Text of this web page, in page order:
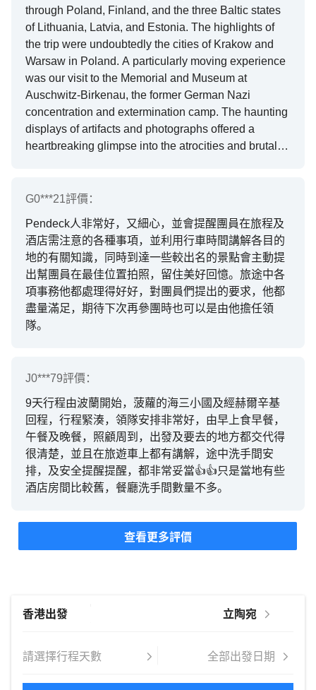
through Poland, Finland, and the three Baltic states
of Lithuania, Latvia, and Estonia. The highlights of
the trip were undoubtedly the cities of Krakow and
Warsaw in Poland. A particularly moving experience
was our visit to the Memorial and Museum at
Auschwitz-Birkenau, the former German Nazi
concentration and extermination camp. The haunting
displays of artifacts and photographs offered a
heartbreaking glimpse into the atrocities and brutality
the Church of the Holy Cross, where the embalmed
church’s interior. We also strolled through centuries-
old Gothic architecture, including churches, castles,
palaces, and historic buildings in Kaunas, Vilnius,
Riga, and Tallin. Simpson,had extensive knowledge
of each spot and was always ready to assist us
whenever needed. A very enjoyable trip.
G0***21評價：
Pendeck人非常好，又細心，並會提醒團員在旅程及
酒店需注意的各種事項，並利用行車時間講解各目的
地的有關知識，同時到達一些較出名的景點會主動提
出幫團員在最佳位置拍照，留住美好回憶。旅途中各
項事務他都處理得好好，對團員們提出的要求，他都
盡量滿足，期待下次再參團時也可以是由他擔任領
隊。
J0***79評價：
9天行程由波蘭開始，菠蘿的海三小國及經赫爾辛基
回程，行程緊湊，領隊安排非常好，由早上食早餐，
午餐及晚餐，照顧周到，出發及要去的地方都交代得
很清楚，並且在旅遊車上都有講解，途中洗手間安
排，及安全提醒提醒，都非常妥當👍👍只是當地有些
酒店房間比較舊，餐廳洗手間數量不多。
查看更多評價